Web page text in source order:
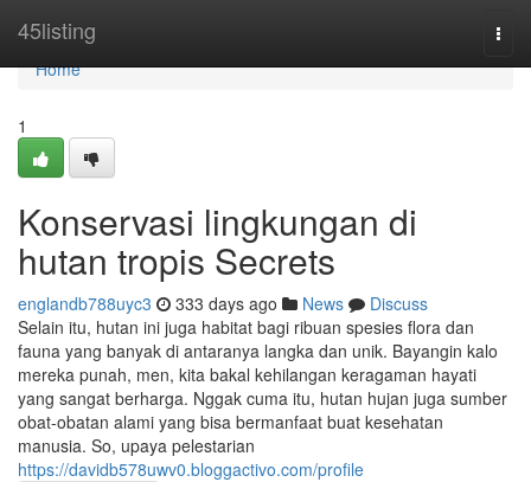
45listing
Home
Home
1
Konservasi lingkungan di
hutan tropis Secrets
englandb788uyc3 333 days ago News
Discuss
Selain itu, hutan ini juga habitat bagi ribuan spesies flora dan
fauna yang banyak di antaranya langka dan unik. Bayangin kalo
mereka punah, men, kita bakal kehilangan keragaman hayati
yang sangat berharga. Nggak cuma itu, hutan hujan juga sumber
obat-obatan alami yang bisa bermanfaat buat kesehatan
manusia. So, upaya pelestarian
https://davidb578uwv0.bloggactivo.com/profile